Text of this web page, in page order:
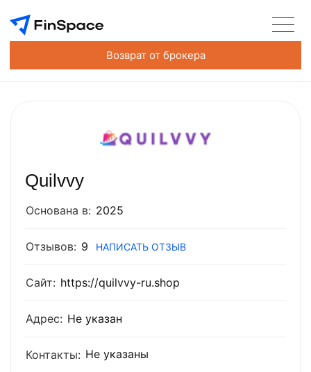
Возврат от брокера
Quilvvy
Основана в: 2025
Отзывов: 9 НАПИСАТЬ ОТЗЫВ
Сайт: https://quilvvy-ru.shop
Адрес: Не указан
Контакты: Не указаны